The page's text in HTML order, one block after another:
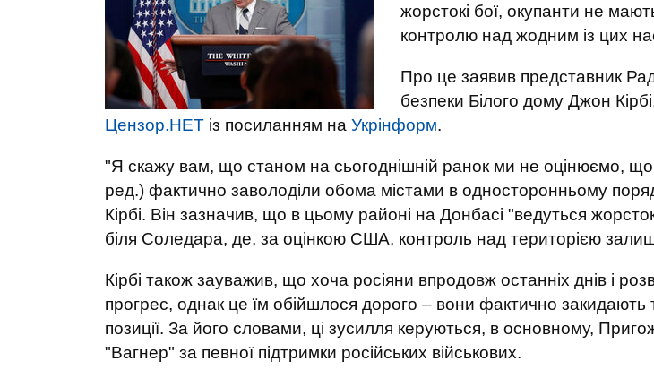
жорстокі бої, окупанти не
контролю над жодним із цих
Про це заявив представник
безпеки Білого дому Джон
Цензор.НЕТ із посиланням на Укрінформ.
"Я скажу вам, що станом на сьогоднішній ранок ми не оцінюємо, що
ред.) фактично заволоділи обома містами в односторонньому
Кірбі. Він зазначив, що в цьому районі на Донбасі "ведуться
біля Соледара, де, за оцінкою США, контроль над територією
Кірбі також зауважив, що хоча росіяни впродовж останніх днів і
прогрес, однак це їм обійшлося дорого – вони фактично закидають
позиції. За його словами, ці зусилля керуються, в основному,
"Вагнер" за певної підтримки російських військових.